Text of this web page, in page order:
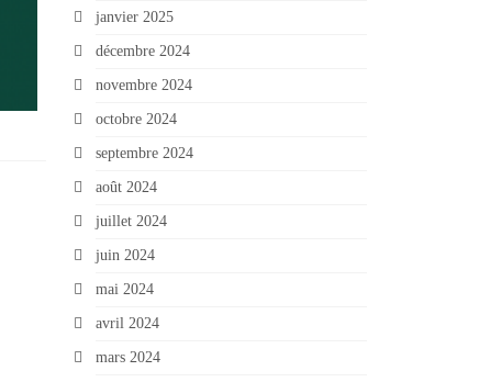
janvier 2025
décembre 2024
novembre 2024
octobre 2024
septembre 2024
août 2024
juillet 2024
juin 2024
mai 2024
avril 2024
mars 2024